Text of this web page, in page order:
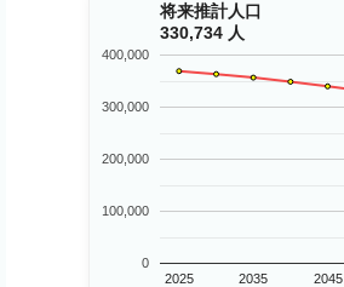
将来推計人口
330,734 人
2025
2035
2045
0
100,000
200,000
300,000
400,000